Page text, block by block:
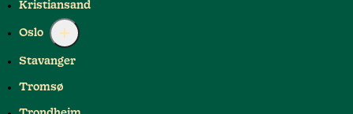
Kristiansand
Oslo
Stavanger
Tromsø